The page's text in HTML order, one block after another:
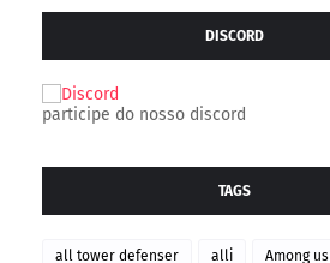
DISCORD
participe do nosso discord
TAGS
all tower defenser alli Among us